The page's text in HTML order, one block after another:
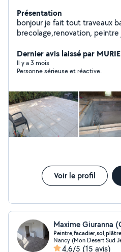
Présentation
bonjour je fait tout traveaux
brecolage,renovation, peintre
Dernier avis laissé par
Il y a 3 mois
Personne sérieuse et réactive.
Voir le profil
Maxime Giuranna
Nancy (Mon Desert Sud
4,6/5 (15 avis)